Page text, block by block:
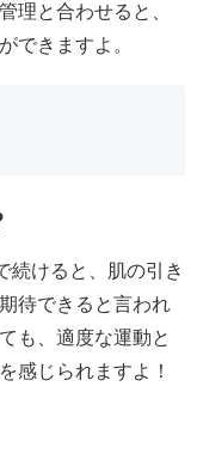
理と合わせると、
できますよ。
続けると、肌の引き
待できると言われ
も、適度な運動と
感じられますよ！